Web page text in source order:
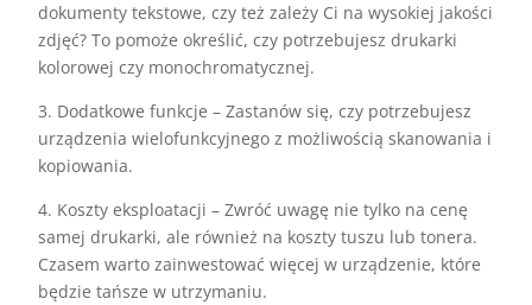
dokumenty tekstowe, czy też zależy Ci na wysokiej jakości
zdjęć? To pomoże określić, czy potrzebujesz drukarki
kolorowej czy monochromatycznej.
3. Dodatkowe funkcje – Zastanów się, czy potrzebujesz
urządzenia wielofunkcyjnego z możliwością skanowania i
kopiowania.
4. Koszty eksploatacji – Zwróć uwagę nie tylko na cenę
samej drukarki, ale również na koszty tuszu lub tonera.
Czasem warto zainwestować więcej w urządzenie, które
będzie tańsze w utrzymaniu.